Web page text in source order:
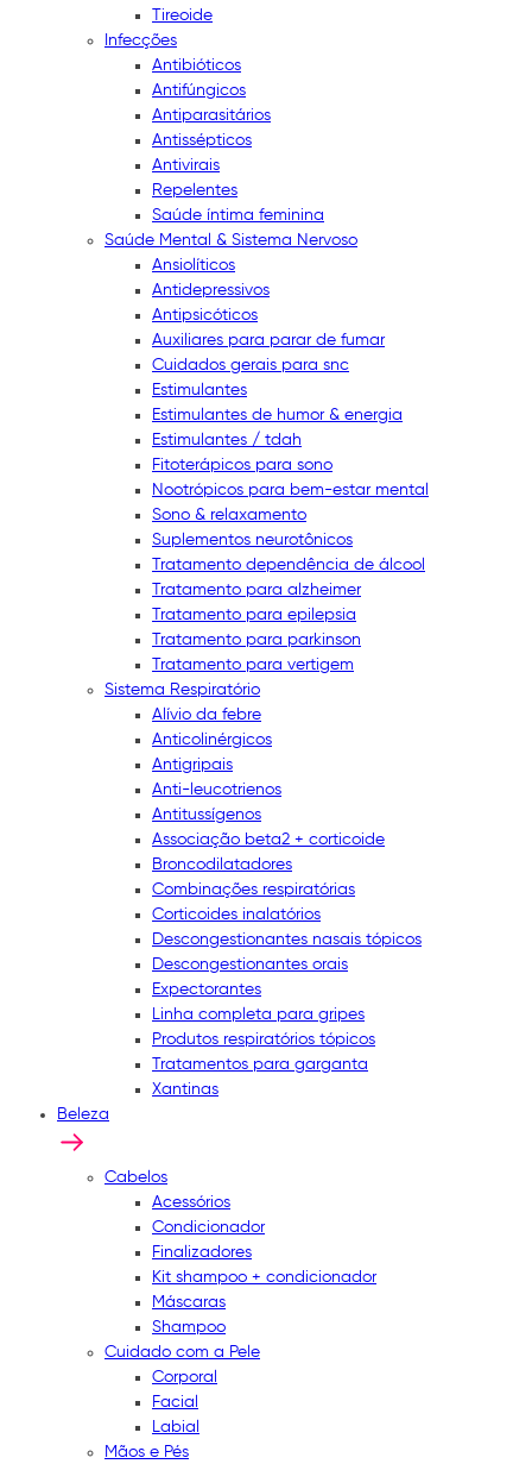
Tireoide
Infecções
Antibióticos
Antifúngicos
Antiparasitários
Antissépticos
Antivirais
Repelentes
Saúde íntima feminina
Saúde Mental & Sistema Nervoso
Ansiolíticos
Antidepressivos
Antipsicóticos
Auxiliares para parar de fumar
Cuidados gerais para snc
Estimulantes
Estimulantes de humor & energia
Estimulantes / tdah
Fitoterápicos para sono
Nootrópicos para bem-estar mental
Sono & relaxamento
Suplementos neurotônicos
Tratamento dependência de álcool
Tratamento para alzheimer
Tratamento para epilepsia
Tratamento para parkinson
Tratamento para vertigem
Sistema Respiratório
Alívio da febre
Anticolinérgicos
Antigripais
Anti-leucotrienos
Antitussígenos
Associação beta2 + corticoide
Broncodilatadores
Combinações respiratórias
Corticoides inalatórios
Descongestionantes nasais tópicos
Descongestionantes orais
Expectorantes
Linha completa para gripes
Produtos respiratórios tópicos
Tratamentos para garganta
Xantinas
Beleza
Cabelos
Acessórios
Condicionador
Finalizadores
Kit shampoo + condicionador
Máscaras
Shampoo
Cuidado com a Pele
Corporal
Facial
Labial
Mãos e Pés